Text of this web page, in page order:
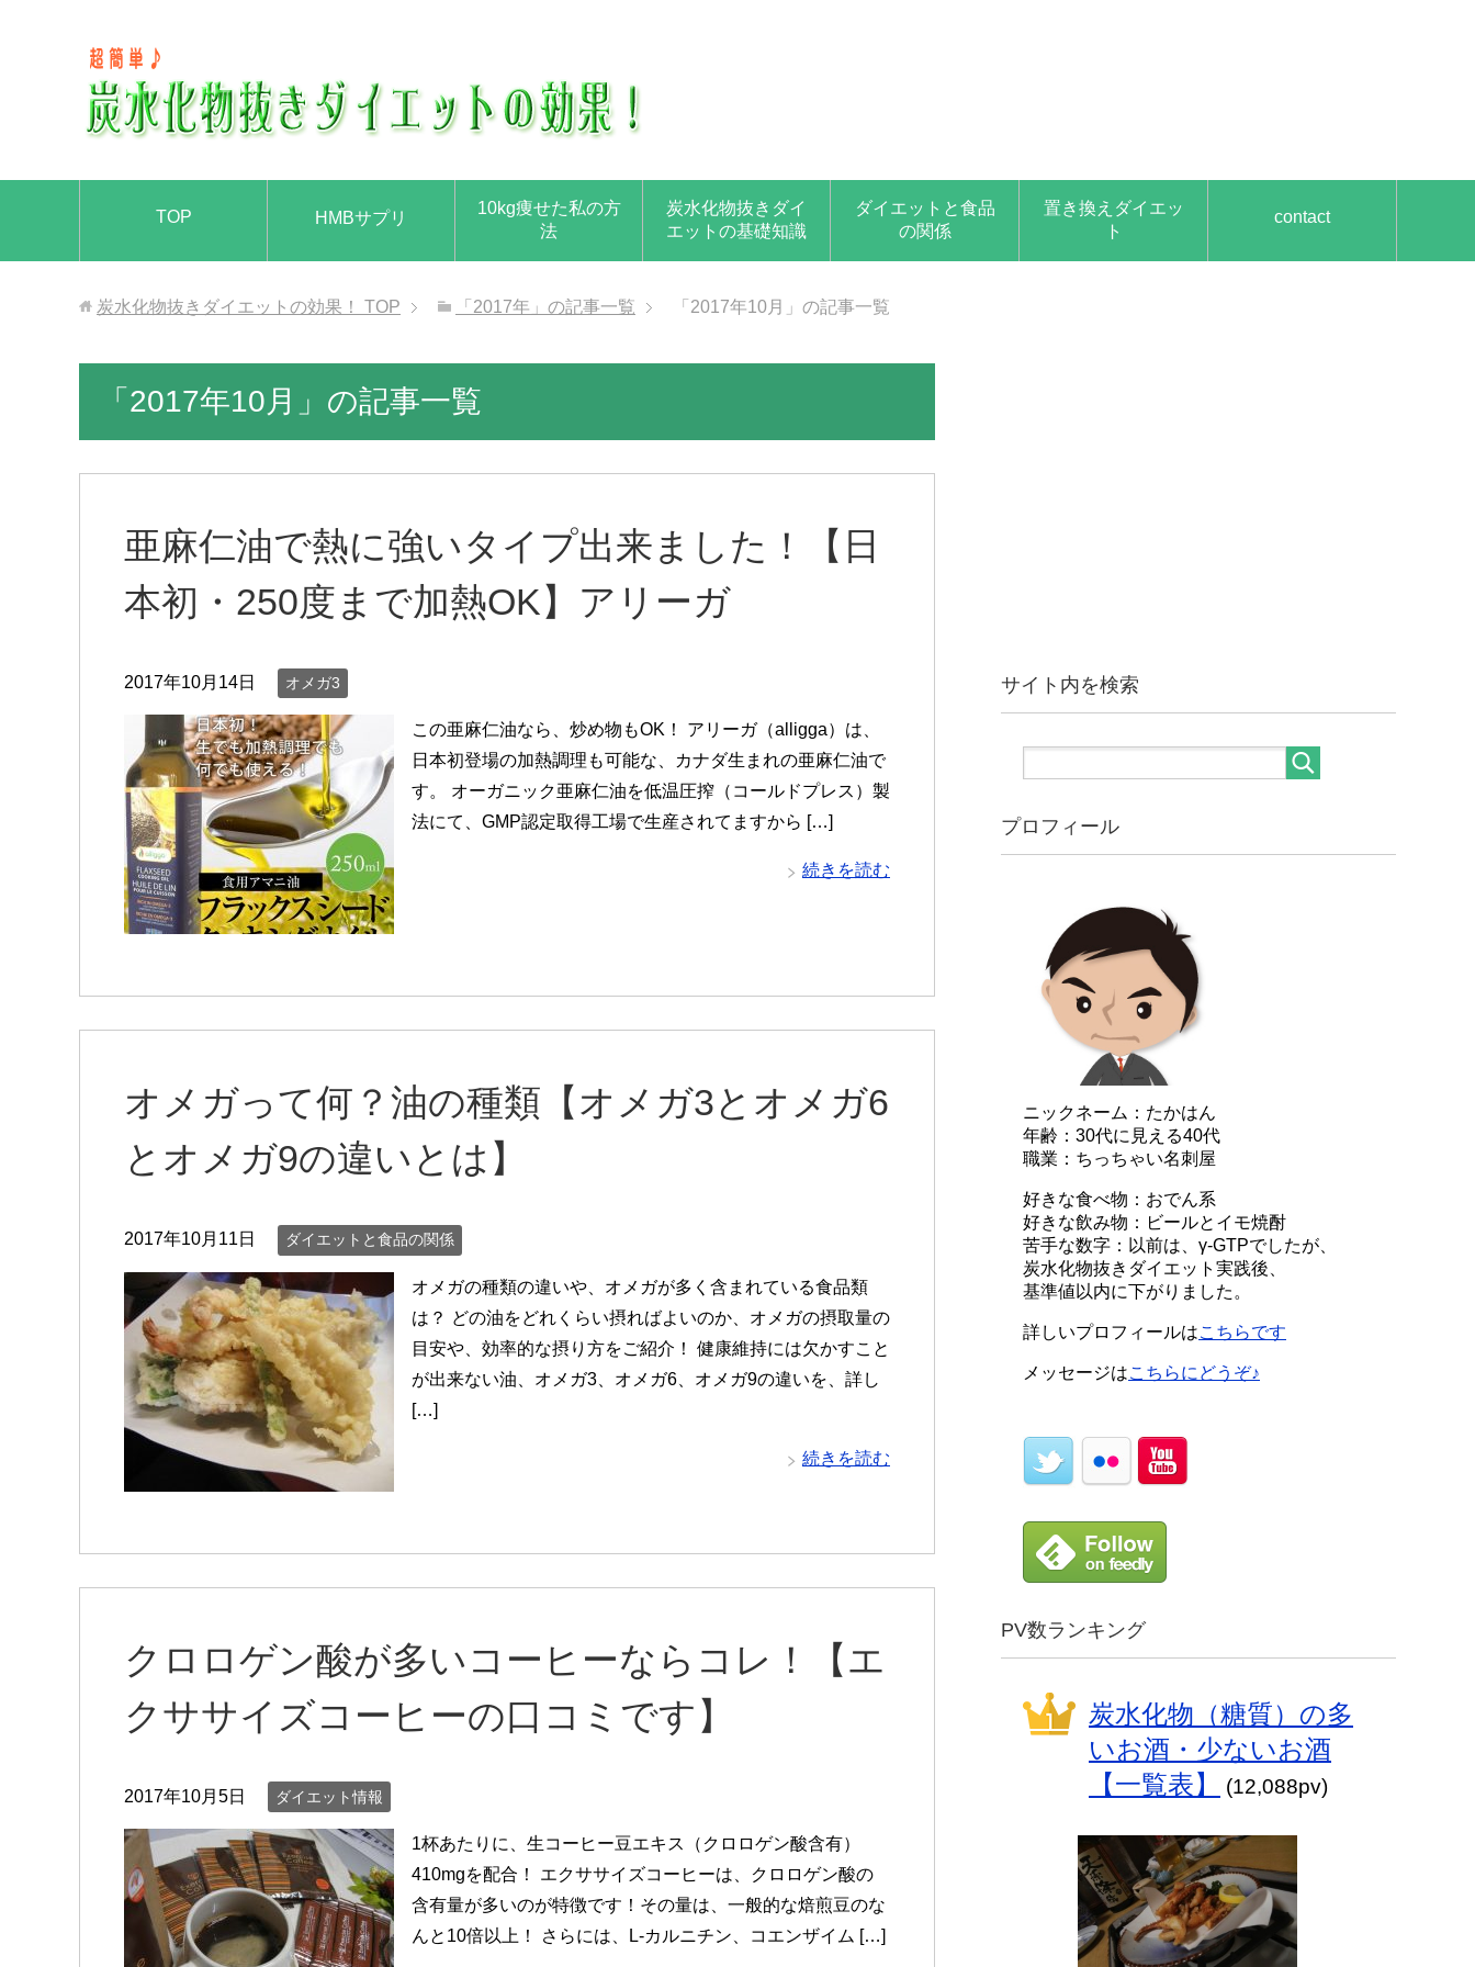
TOP HMBサプリ
10kg痩せた私の方
法
炭水化物抜きダイ
エットの基礎知識
ダイエットと食品
の関係
置き換えダイエッ
ト
contact
炭水化物抜きダイエットの効果！ TOP 「2017年」の記事一覧 「2017年10月」の記事一覧
「2017年10月」の記事一覧
亜麻仁油で熱に強いタイプ出来ました！【日
本初・250度まで加熱OK】アリーガ
2017年10月14日 オメガ3
この亜麻仁油なら、炒め物もOK！ アリーガ（alligga）は、
日本初登場の加熱調理も可能な、カナダ生まれの亜麻仁油で
す。 オーガニック亜麻仁油を低温圧搾（コールドプレス）製
法にて、GMP認定取得工場で生産されてますから […]
続きを読む
オメガって何？油の種類【オメガ3とオメガ6
とオメガ9の違いとは】
2017年10月11日 ダイエットと食品の関係
オメガの種類の違いや、オメガが多く含まれている食品類
は？ どの油をどれくらい摂ればよいのか、オメガの摂取量の
目安や、効率的な摂り方をご紹介！ 健康維持には欠かすこと
が出来ない油、オメガ3、オメガ6、オメガ9の違いを、詳し
[…]
続きを読む
クロロゲン酸が多いコーヒーならコレ！【エ
クササイズコーヒーの口コミです】
2017年10月5日 ダイエット情報
1杯あたりに、生コーヒー豆エキス（クロロゲン酸含有）
410mgを配合！ エクササイズコーヒーは、クロロゲン酸の
含有量が多いのが特徴です！その量は、一般的な焙煎豆のな
んと10倍以上！ さらには、L-カルニチン、コエンザイム […]
サイト内を検索
プロフィール
ニックネーム：たかはん
年齢：30代に見える40代
職業：ちっちゃい名刺屋
好きな食べ物：おでん系
好きな飲み物：ビールとイモ焼酎
苦手な数字：以前は、γ-GTPでしたが、
炭水化物抜きダイエット実践後、
基準値以内に下がりました。
詳しいプロフィールはこちらです
メッセージはこちらにどうぞ♪
PV数ランキング
炭水化物（糖質）の多
いお酒・少ないお酒
【一覧表】
(12,088pv)